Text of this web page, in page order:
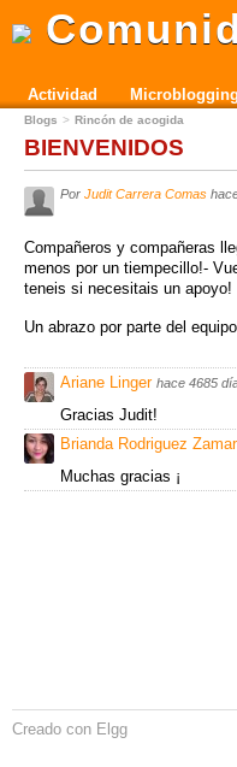
Actividad Microblogging
Blogs Rincón de acogida
BIENVENIDOS
Por Judit Carrera Comas
Compañeros y compañeras
menos por un tiempecillo!-
teneis si necesitais un apoyo!
Un abrazo por parte del
Ariane Linger hace 4685
Gracias Judit!
Brianda Rodriguez
Muchas gracias ¡
Creado con Elgg